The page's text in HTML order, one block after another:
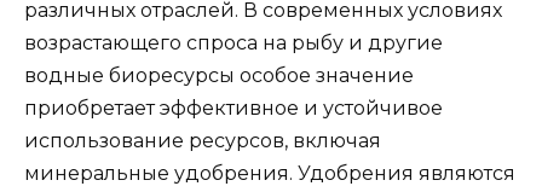
различных отраслей. В современных условиях
возрастающего спроса на рыбу и другие
водные биоресурсы особое значение
приобретает эффективное и устойчивое
использование ресурсов, включая
минеральные удобрения. Удобрения являются